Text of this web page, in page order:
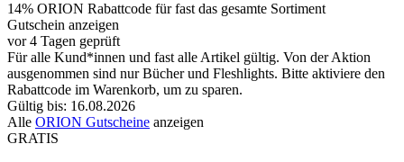
14% ORION Rabattcode für fast das gesamte Sortiment
Gutschein anzeigen
vor 4 Tagen geprüft
Für alle Kund*innen und fast alle Artikel gültig. Von der Aktion
ausgenommen sind nur Bücher und Fleshlights. Bitte aktiviere den
Rabattcode im Warenkorb, um zu sparen.
Gültig bis: 16.08.2026
Alle ORION Gutscheine anzeigen
GRATIS